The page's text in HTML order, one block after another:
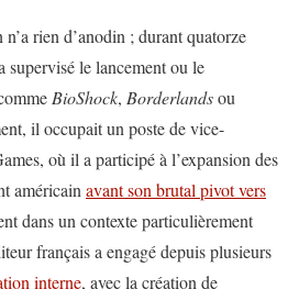
rien d’anodin ; durant quatorze
supervisé le lancement ou le
BioShock, Borderlandsou
il occupait un poste de vice-
où il a participé à l’expansion des
américain avant son brutal pivot vers
dans un contexte particulièrement
français a engagé depuis plusieurs
interne, avec la création de